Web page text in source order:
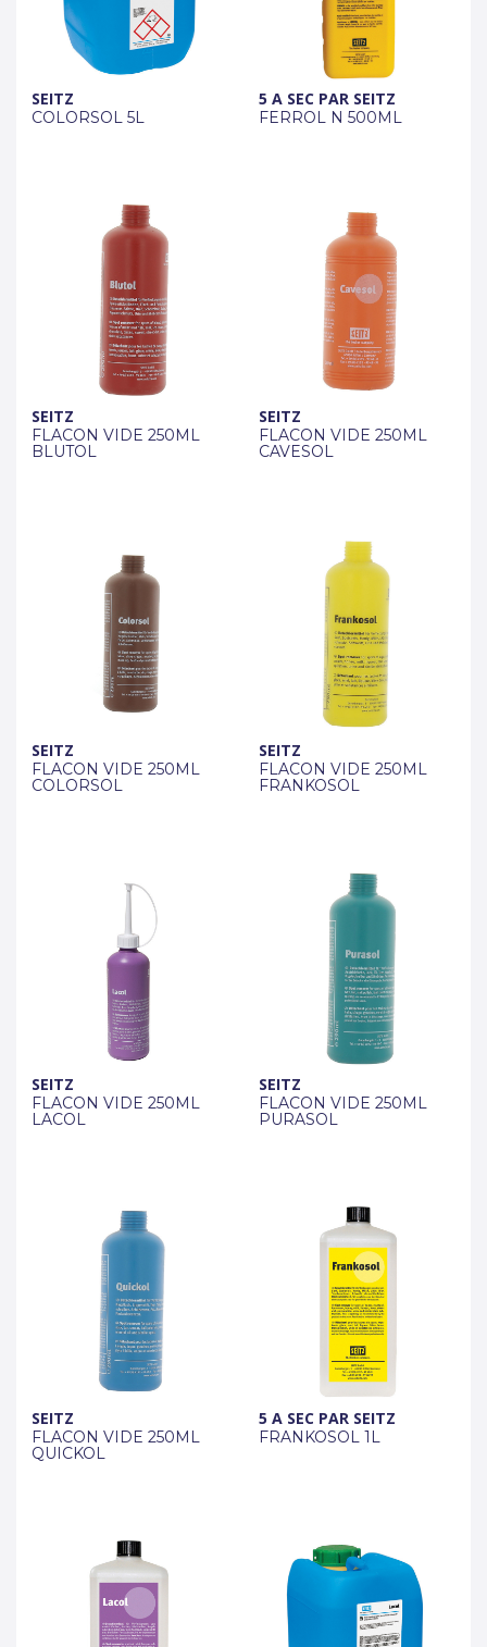
SEITZ
COLORSOL 5L
5 A SEC PAR SEITZ
FERROL N 500ML
SEITZ
FLACON VIDE 250ML
BLUTOL
SEITZ
FLACON VIDE 250ML
CAVESOL
SEITZ
FLACON VIDE 250ML
COLORSOL
SEITZ
FLACON VIDE 250ML
FRANKOSOL
SEITZ
FLACON VIDE 250ML
LACOL
SEITZ
FLACON VIDE 250ML
PURASOL
SEITZ
FLACON VIDE 250ML
QUICKOL
5 A SEC PAR SEITZ
FRANKOSOL 1L